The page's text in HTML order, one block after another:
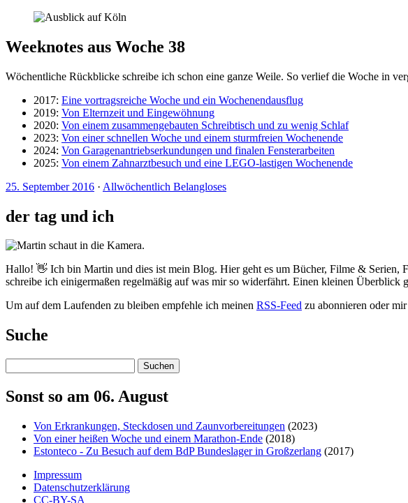
Weeknotes aus Woche 38
Wöchentliche Rückblicke schreibe ich schon eine ganze Weile. So verlief die Woche in
2017: Eine vortragsreiche Woche und ein Wochenendausflug
2019: Von Elternzeit und Eingewöhnung
2020: Von einem zusammengebauten Schreibtisch und zu wenig Schlaf
2023: Von einer schnellen Woche und einem sturmfreien Wochenende
2024: Von Garagenantriebserkundungen und finalen Fensterarbeiten
2025: Von einem Zahnarztbesuch und eine LEGO-lastigen Wochenende
25. September 2016 · Allwöchentlich Belangloses
der tag und ich
Hallo! 👋 Ich bin Martin und dies ist mein Blog. Hier geht es um Bücher, Filme & Serien,
schreibe ich einigermaßen regelmäßig auf was mir so widerfährt. Einen kleinen Überblick
Um auf dem Laufenden zu bleiben empfehle ich meinen RSS-Feed zu abonnieren oder
Suche
Suchen
Sonst so am 06. August
Von Erkrankungen, Steckdosen und Zaunvorbereitungen (2023)
Von einer heißen Woche und einem Marathon-Ende (2018)
Estonteco - Zu Besuch auf dem BdP Bundeslager in Großzerlang (2017)
Impressum
Datenschutzerklärung
CC-BY-SA